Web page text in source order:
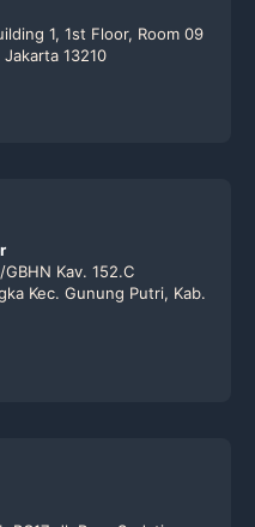
1, 1st Floor, Room 09
13210
Kav. 152.C
Kec. Gunung Putri, Kab.